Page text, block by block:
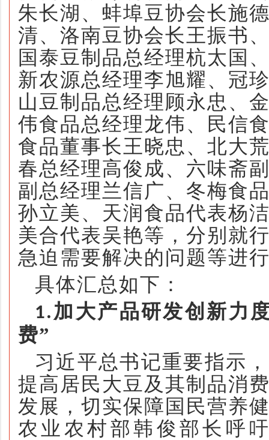
朱长湖、蚌埠豆协会长施
清、洛南豆协会长王振书
国泰豆制品总经理杭太国
新农源总经理李旭耀、冠
山豆制品总经理顾永忠、
伟食品总经理龙伟、民信
食品董事长王晓忠、北大
春总经理高俊成、六味斋
副总经理兰信广、冬梅食
孙立美、天润食品代表杨
美合代表吴艳等，分别就
急迫需要解决的问题等进
具体汇总如下：
1. 加大产品研发创新力
费”
习近平总书记重要指示
提高居民大豆及其制品消
发展，切实保障国民营养
农业农村部韩俊部长 呼